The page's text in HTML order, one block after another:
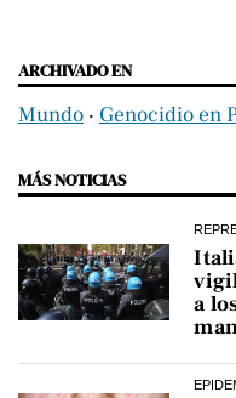
ARCHIVADO EN
Mundo ‧ Genocidio en
MÁS NOTICIAS
a